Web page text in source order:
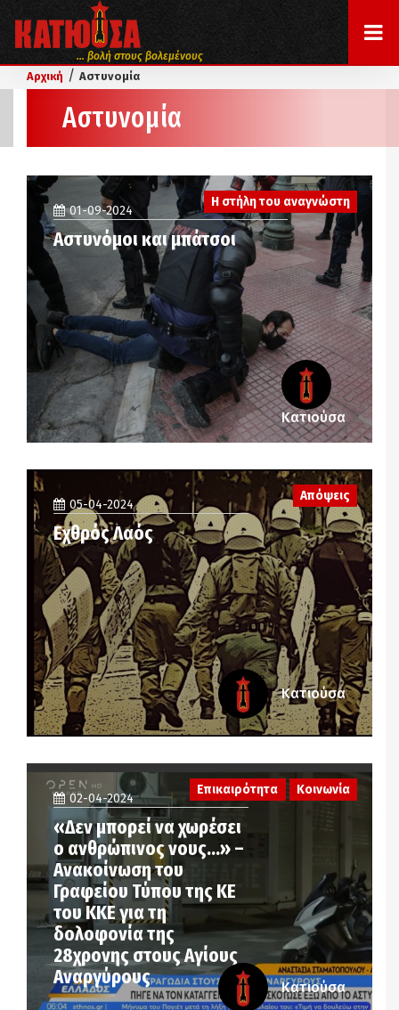
... βολή στους βολεμένους
Αρχική / Αστυνομία
Αστυνομία
Η στήλη του αναγνώστη
01-09-2024
Αστυνόμοι και μπάτσοι
Κατιούσα
05-04-2024
Εχθρός Λαός
Απόψεις
Κατιούσα
02-04-2024
«Δεν μπορεί να χωρέσει
ο ανθρώπινος νους…» –
Ανακοίνωση του
Γραφείου Τύπου της ΚΕ
του ΚΚΕ για τη
δολοφονία της
28χρονης στους Αγίους
Αναργύρους
Επικαιρότητα Κοινωνία
Κατιούσα